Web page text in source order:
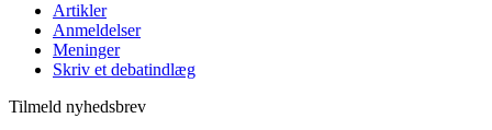
Artikler
Anmeldelser
Meninger
Skriv et debatindlæg
Tilmeld nyhedsbrev